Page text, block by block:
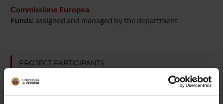
Commissione Europea
Funds: assigned and managed by the department
PROJECT PARTICIPANTS
Mirella Ruggeri